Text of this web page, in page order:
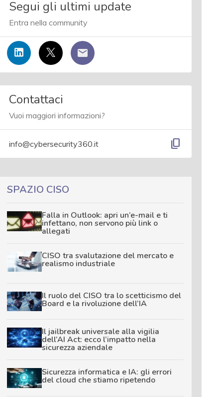
Segui gli ultimi update
Entra nella community
Contattaci
Vuoi maggiori informazioni?
info@cybersecurity360.it content_copy
SPAZIO CISO
Falla in Outlook: apri un’e-mail e ti
infettano, non servono più link o
allegati
CISO tra svalutazione del mercato e
realismo industriale
Il ruolo del CISO tra lo scetticismo del
Board e la rivoluzione dell’IA
Il jailbreak universale alla vigilia
dell’AI Act: ecco l’impatto nella
sicurezza aziendale
Sicurezza informatica e IA: gli errori
del cloud che stiamo ripetendo